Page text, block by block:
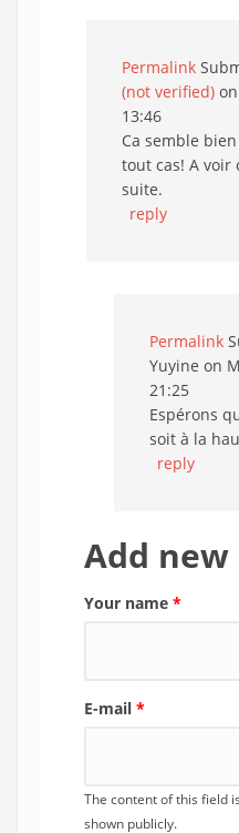
Permalink
(not verified)
13:46
Ca semble
tout cas! A voir
suite.
reply
Permalink
Yuyine on
21:25
Espérons
soit à la
reply
Add
Your name *
E-mail *
The content of this field
shown publicly.